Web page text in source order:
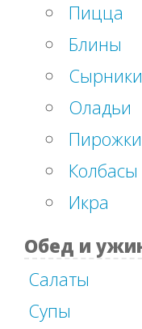
Пицца
Блины
Сырники
Оладьи
Пирожки
Колбасы
Икра
Обед и
Салаты
Супы